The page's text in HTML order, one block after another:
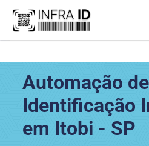
Automação de
Identificação
em Itobi - SP